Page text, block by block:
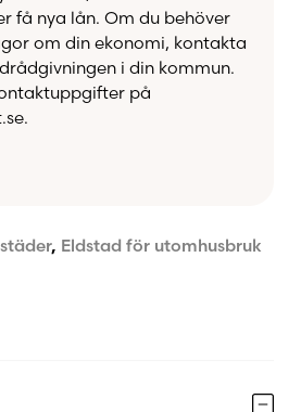
, Eldstad för utomhusbruk
få nya lån. Om du behöver
om din ekonomi, kontakta
i din kommun.
på